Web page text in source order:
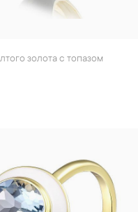
золота с топазом